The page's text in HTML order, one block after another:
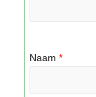
Naam *